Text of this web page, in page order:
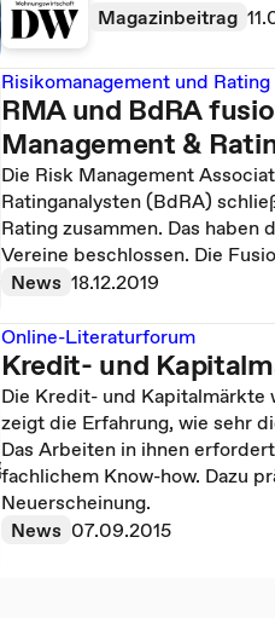
Magazinbeitrag
Risikomanagement und Rating
RMA und BdRA
Management &
Die Risk Management
Ratinganalysten (BdRA)
Rating zusammen. Das
Vereine beschlossen. Die
News 18.12.2019
Online-Literaturforum
Kredit- und
Die Kredit- und Kapitalmärkte
zeigt die Erfahrung, wie sehr
Das Arbeiten in ihnen
fachlichem Know-how. Dazu
Neuerscheinung.
News 07.09.2015